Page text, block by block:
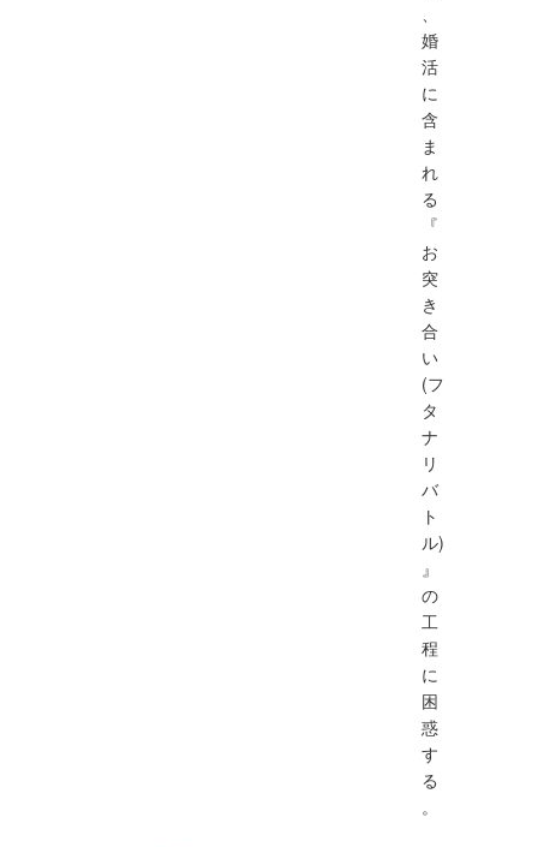
婚
活
に
含
ま
れ
る
『
お
突
き
合
い
(フ
タ
ナ
リ
バ
ト
ル)
』
の
工
程
に
困
惑
す
る
。